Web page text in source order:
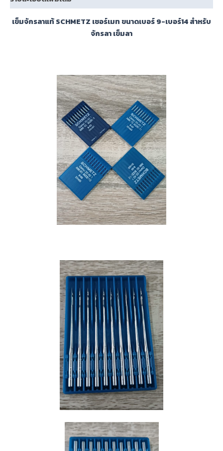
เข็มจักรลาแท้ SCHMETZ เชอร์เมท ขนาดเบอร์ 9-เบอร์14 สำหรับ
จักรลา เข็มลา